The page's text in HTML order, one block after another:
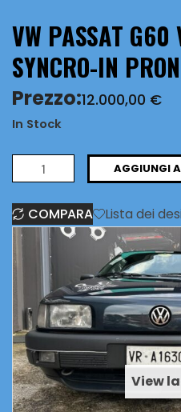
View
VW PASSAT G60
SYNCRO-IN
Prezzo:12.000,00 €
In Stock
g60
VARIANT
SYNCRO-
PRONTA
CONSEGNA
quantità
AGGIUNGI
COMPARA Lista dei